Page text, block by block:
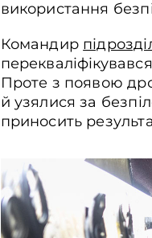
використання
Командир
Проте з появою
й узялися за
приносить